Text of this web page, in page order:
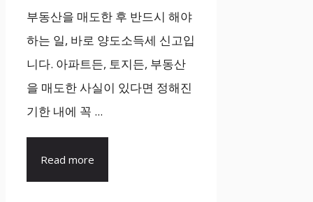
부동산을 매도한 후 반드시 해야
하는 일, 바로 양도소득세 신고입
니다. 아파트든, 토지든, 부동산
을 매도한 사실이 있다면 정해진
기한 내에 꼭 ...
Read more